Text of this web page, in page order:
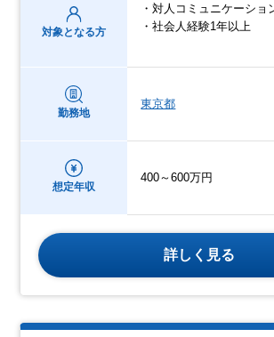
対象となる方
・対人コミュニケーショ
・社会人経験1年以上
勤務地
東京都
想定年収
400～600万円
詳しく見る